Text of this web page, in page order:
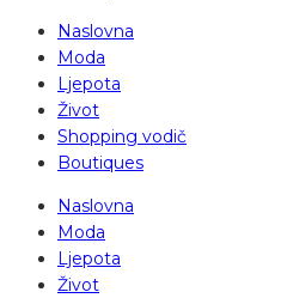
Naslovna
Moda
Ljepota
Život
Shopping vodič
Boutiques
Naslovna
Moda
Ljepota
Život